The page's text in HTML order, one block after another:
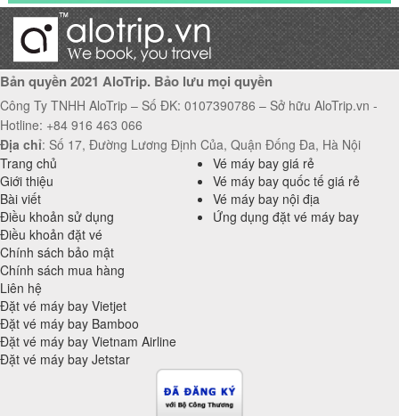
Bản quyền 2021 AloTrip. Bảo lưu mọi quyền
Công Ty TNHH AloTrip – Số ĐK: 0107390786 – Sở hữu AloTrip.vn -
Hotline: +84 916 463 066
Địa chỉ: Số 17, Đường Lương Định Của, Quận Đống Đa, Hà Nội
Trang chủ
Giới thiệu
Bài viết
Điều khoản sử dụng
Điều khoản đặt vé
Chính sách bảo mật
Chính sách mua hàng
Liên hệ
Vé máy bay giá rẻ
Vé máy bay quốc tế giá rẻ
Vé máy bay nội địa
Ứng dụng đặt vé máy bay
Đặt vé máy bay Vietjet
Đặt vé máy bay Bamboo
Đặt vé máy bay Vietnam Airline
Đặt vé máy bay Jetstar